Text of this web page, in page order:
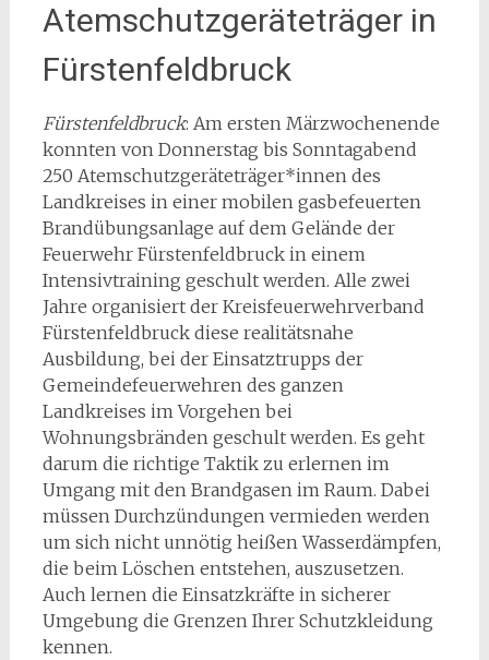
Atemschutzgeräteträger in
Fürstenfeldbruck
Fürstenfeldbruck: Am ersten Märzwochenende
konnten von Donnerstag bis Sonntagabend
250 Atemschutzgeräteträger*innen des
Landkreises in einer mobilen gasbefeuerten
Brandübungsanlage auf dem Gelände der
Feuerwehr Fürstenfeldbruck in einem
Intensivtraining geschult werden. Alle zwei
Jahre organisiert der Kreisfeuerwehrverband
Fürstenfeldbruck diese realitätsnahe
Ausbildung, bei der Einsatztrupps der
Gemeindefeuerwehren des ganzen
Landkreises im Vorgehen bei
Wohnungsbränden geschult werden. Es geht
darum die richtige Taktik zu erlernen im
Umgang mit den Brandgasen im Raum. Dabei
müssen Durchzündungen vermieden werden
um sich nicht unnötig heißen Wasserdämpfen,
die beim Löschen entstehen, auszusetzen.
Auch lernen die Einsatzkräfte in sicherer
Umgebung die Grenzen Ihrer Schutzkleidung
kennen.